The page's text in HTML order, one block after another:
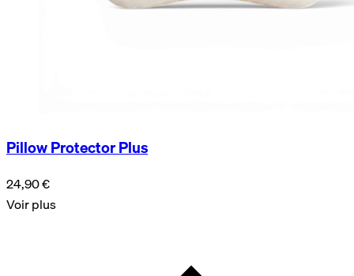
Pillow Protector Plus
24,90 €
Voir plus